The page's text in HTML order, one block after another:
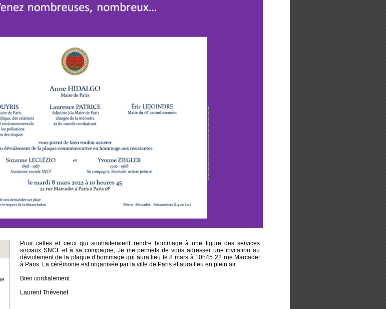
Pour celles et ceux qui souhaiteraient rendre hommage à une figure des services
sociaux SNCF et à sa compagne, Je me permets de vous adresser une invitation au
dévoilement de la plaque d’hommage qui aura lieu le 8 mars à 10h45 22 rue Marcadet
à Paris. La cérémonie est organisée par la ville de Paris et aura lieu en plein air.
Bien cordialement
Laurent Thévenet